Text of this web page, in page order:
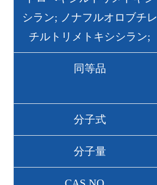
シラン; ノナフルオロブチレ
チルトリメトキシシラン;
同等品
分子式
分子量